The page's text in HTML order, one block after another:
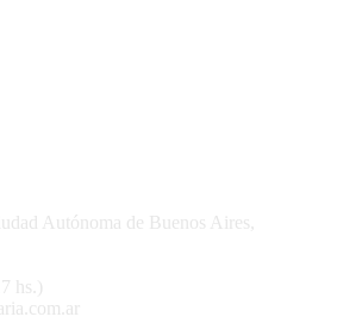
Autónoma de Buenos Aires,
hs.)